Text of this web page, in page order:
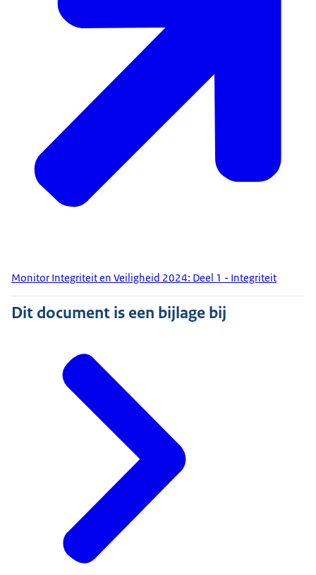
Monitor Integriteit en Veiligheid 2024: Deel 1 - Integriteit
Dit document is een bijlage bij